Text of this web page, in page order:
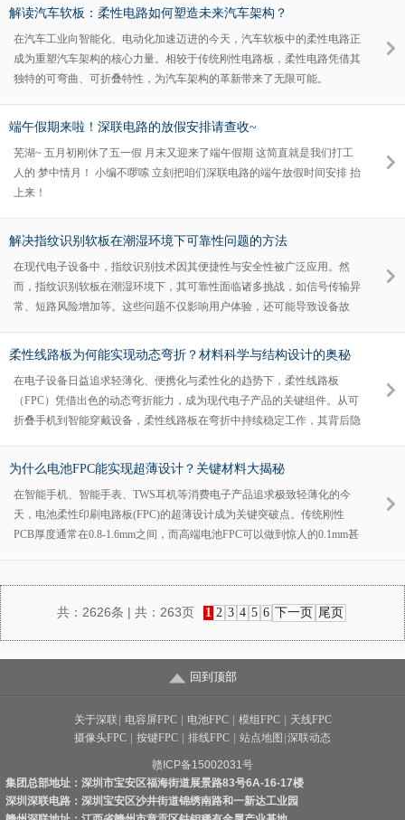
解读汽车软板：柔性电路如何塑造未来汽车架构？
在汽车工业向智能化、电动化加速迈进的今天，汽车软板中的柔性电路正
成为重塑汽车架构的核心力量。相较于传统刚性电路板，柔性电路凭借其
独特的可弯曲、可折叠特性，为汽车架构的革新带来了无限可能。
端午假期来啦！深联电路的放假安排请查收~
芜湖~ 五月初刚休了五一假 月末又迎来了端午假期 这简直就是我们打工
人的 梦中情月！ 小编不啰嗦 立刻把咱们深联电路的端午放假时间安排 抬
上来！
解决指纹识别软板在潮湿环境下可靠性问题的方法
在现代电子设备中，指纹识别技术因其便捷性与安全性被广泛应用。然
而，指纹识别软板在潮湿环境下，其可靠性面临诸多挑战，如信号传输异
常、短路风险增加等。这些问题不仅影响用户体验，还可能导致设备故
柔性线路板为何能实现动态弯折？材料科学与结构设计的奥秘
在电子设备日益追求轻薄化、便携化与柔性化的趋势下，柔性线路板
（FPC）凭借出色的动态弯折能力，成为现代电子产品的关键组件。从可
折叠手机到智能穿戴设备，柔性线路板在弯折中持续稳定工作，其背后隐
为什么电池FPC能实现超薄设计？关键材料大揭秘
在智能手机、智能手表、TWS耳机等消费电子产品追求极致轻薄化的今
天，电池柔性印刷电路板(FPC)的超薄设计成为关键突破点。传统刚性
PCB厚度通常在0.8-1.6mm之间，而高端电池FPC可以做到惊人的0.1mm甚
共： 2626条 | 共： 263页 1 2 3 4 5 6 下一页 尾页
回到顶部
关于深联 电容屏FPC 电池FPC 模组FPC
天线FPC
摄像头FPC
按键FPC 排线FPC 站点地图 深联动态
赣ICP备15002031号
集团总部地址：深圳市宝安区福海街道展景路83号6A-16-17楼
深圳深联电路：深圳宝安区沙井街道锦绣南路和一新达工业园